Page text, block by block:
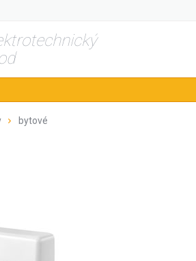
bytové